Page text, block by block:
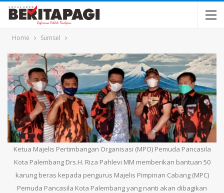
Home Sumsel
Ketua Majelis Pertimbangan Organisasi (MPO) Pemuda Pancasila
Kota Palembang Drs.H. Riza Pahlevi MM memberikan bantuan 50
karung beras kepada pengurus Majelis Pimpinan Cabang (MPC)
Pemuda Pancasila Kota Palembang yang nanti akan dibagikan